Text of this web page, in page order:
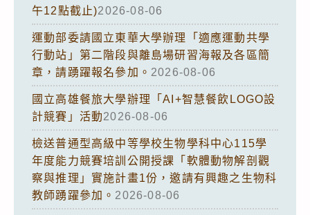
午12點截止)2026-08-06
運動部委請國立東華大學辦理「適應運動共學
行動站」第二階段與離島場研習海報及各區簡
章，請踴躍報名參加。 2026-08-06
國立高雄餐旅大學辦理「AI+智慧餐飲LOGO設
計競賽」活動2026-08-06
檢送普通型高級中等學校生物學科中心115學
年度能力競賽培訓公開授課「軟體動物解剖觀
察與推理」實施計畫1份，邀請有興趣之生物科
教師踴躍參加。 2026-08-06